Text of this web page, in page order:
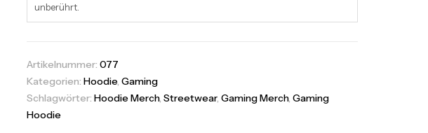
unberührt.
Artikelnummer: 077
Kategorien: Hoodie, Gaming
Schlagwörter: Hoodie Merch, Streetwear, Gaming Merch, Gaming
Hoodie